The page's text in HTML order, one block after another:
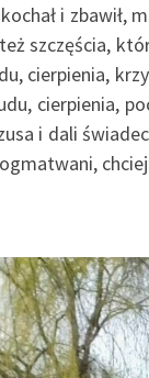
i zbawił,
szczęścia,
cierpienia,
cierpienia,
i dali